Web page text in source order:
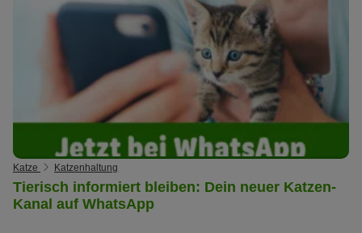
Katze Katzenhaltung
Tierisch informiert bleiben: Dein neuer Katzen-
Kanal auf WhatsApp